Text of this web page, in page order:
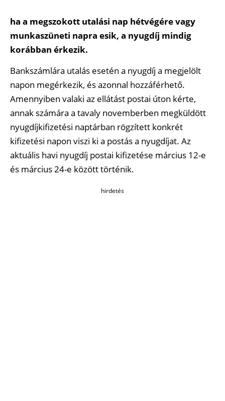
ha a megszokott utalási nap hétvégére vagy
munkaszüneti napra esik, a nyugdíj mindig
korábban érkezik.
Bankszámlára utalás esetén a nyugdíj a megjelölt
napon megérkezik, és azonnal hozzáférhető.
Amennyiben valaki az ellátást postai úton kérte,
annak számára a tavaly novemberben megküldött
nyugdíjkifizetési naptárban rögzített konkrét
kifizetési napon viszi ki a postás a nyugdíjat. Az
aktuális havi nyugdíj postai kifizetése március 12-e
és március 24-e között történik.
hirdetés